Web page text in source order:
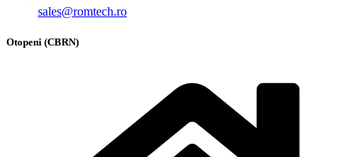
sales@romtech.ro
Otopeni (CBRN)